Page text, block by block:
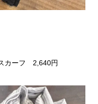
カーフ 2,640円